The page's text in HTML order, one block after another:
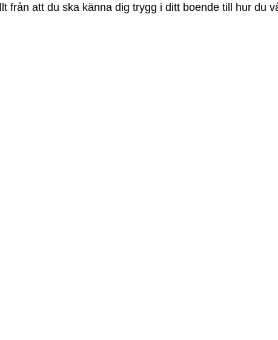
från att du ska känna dig trygg i ditt boende till hur du